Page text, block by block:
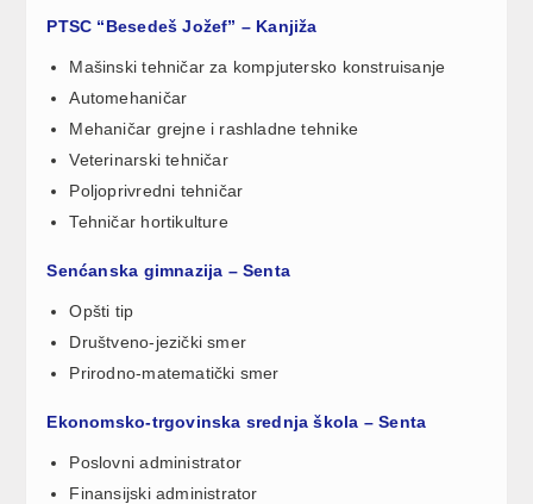
PTSC “Besedeš Jožef” – Kanjiža
Mašinski tehničar za kompjutersko konstruisanje
Automehaničar
Mehaničar grejne i rashladne tehnike
Veterinarski tehničar
Poljoprivredni tehničar
Tehničar hortikulture
Senćanska gimnazija – Senta
Opšti tip
Društveno-jezički smer
Prirodno-matematički smer
Ekonomsko-trgovinska srednja škola – Senta
Poslovni administrator
Finansijski administrator